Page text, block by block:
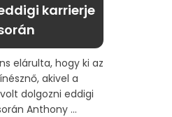
karrierje
elárulta, hogy ki az
akivel a
dolgozni eddigi
Anthony ...